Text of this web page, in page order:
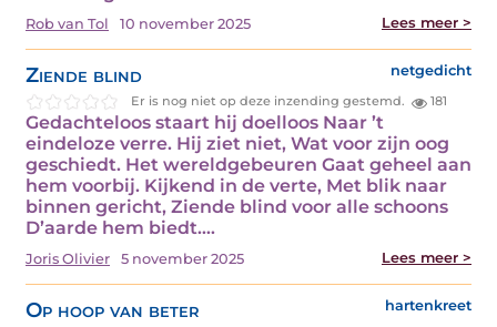
Rob van Tol 10 november 2025 Lees meer >
Ziende blind netgedicht
Er is nog niet op deze inzending gestemd. 181
Gedachteloos staart hij doelloos Naar ’t
eindeloze verre. Hij ziet niet, Wat voor zijn oog
geschiedt. Het wereldgebeuren Gaat geheel aan
hem voorbij. Kijkend in de verte, Met blik naar
binnen gericht, Ziende blind voor alle schoons
D’aarde hem biedt.…
Joris Olivier 5 november 2025 Lees meer >
Op hoop van beter hartenkreet